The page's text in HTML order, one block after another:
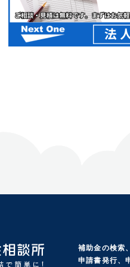
補助金の検索
申請書発行、